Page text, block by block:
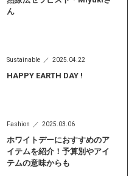
ん
Sustainable 2025.04.22
HAPPY EARTH DAY !
Fashion 2025.03.06
ホワイトデーにおすすめのア
イテムを紹介！予算別やアイ
テムの意味からも